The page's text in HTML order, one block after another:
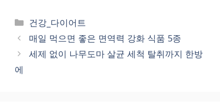
Categories
건강_다이어트
매일 먹으면 좋은 면역력 강화 식품 5종
세제 없이 나무도마 살균 세척 탈취까지 한방
에